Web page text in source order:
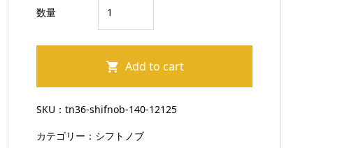
数量
ト
ノ
直
Add to cart
SKU：tn36-shifnob-140-12125
カテゴリー： シフトノブ